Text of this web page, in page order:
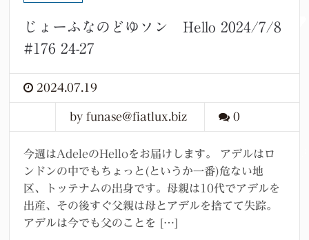
じょーふなのどゆソン Hello 2024/7/8
#176 24-27
2024.07.19
by funase@fiatlux.biz 0
今週はAdeleのHelloをお届けします。 アデルはロ
ンドンの中でもちょっと(というか一番)危ない地
区、トッテナムの出身です。母親は10代でアデルを
出産、その後すぐ父親は母とアデルを捨てて失踪。
アデルは今でも父のことを […]